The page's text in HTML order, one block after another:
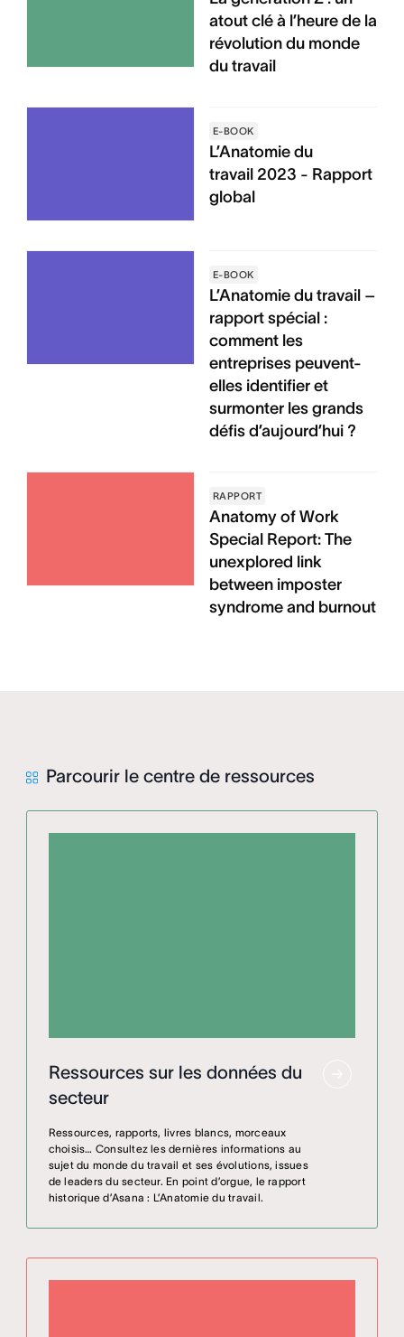
atout clé à l’heure de la
révolution du monde
du travail
E-BOOK
L’Anatomie du
travail 2023 - Rapport
global
E-BOOK
L’Anatomie du travail –
rapport spécial :
comment les
entreprises peuvent-
elles identifier et
surmonter les grands
défis d’aujourd’hui ?
RAPPORT
Anatomy of Work
Special Report: The
unexplored link
between imposter
syndrome and burnout
Parcourir le centre de ressources
Ressources sur les données du
secteur
Ressources, rapports, livres blancs, morceaux
choisis… Consultez les dernières informations au
sujet du monde du travail et ses évolutions, issues
de leaders du secteur. En point d’orgue, le rapport
historique d’Asana : L’Anatomie du travail.